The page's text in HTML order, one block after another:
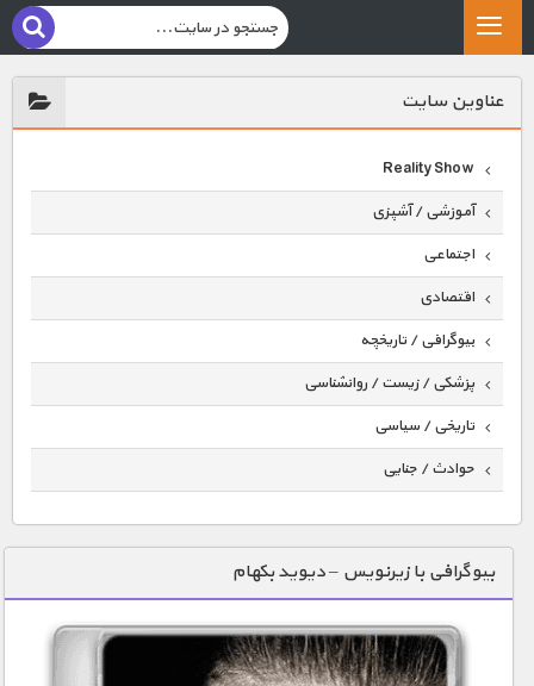
عناوين سايت
Reality Show
آموزشی / آشپزی
اجتماعی
اقتصادی
بیوگرافی / تاریخچه
پزشکی / زیست / روانشناسی
تاریخی / سیاسی
حوادث / جنایی
دنیای خوراکی ها
زمین شناسی / محیط زیست
سازه/ معماری/ مهندسی
بیوگرافی با زیرنویس – دیوید بکهام